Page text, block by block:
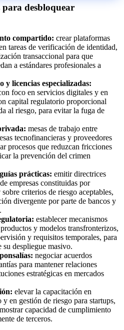
para desbloquear
compartido: crear plataformas
tareas de verificación de identidad,
transaccional para que
a estándares profesionales a
y licencias especializadas:
foco en servicios digitales y en
capital regulatorio proporcional
al riesgo, para evitar la fuga de
mesas de trabajo entre
tecnofinancieras y proveedores
procesos que reduzcan fricciones
la prevención del crimen
prácticas: emitir directrices
empresas constituidas por
criterios de riesgo aceptables,
divergente por parte de bancos y
establecer mecanismos
y modelos transfronterizos,
y requisitos temporales, para
su despliegue masivo.
negociar acuerdos
para mantener relaciones
estratégicas en mercados
elevar la capacitación en
en gestión de riesgo para startups,
capacidad de cumplimiento
de terceros.